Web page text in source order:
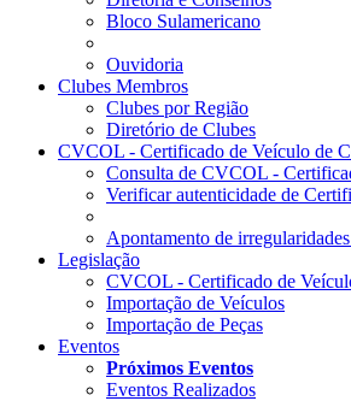
Bloco Sulamericano
Ouvidoria
Clubes Membros
Clubes por Região
Diretório de Clubes
CVCOL - Certificado de Veículo de
Consulta de CVCOL -
Verificar autenticidade de
Apontamento de
Legislação
CVCOL - Certificado de
Importação de Veículos
Importação de Peças
Eventos
Próximos Eventos
Eventos Realizados